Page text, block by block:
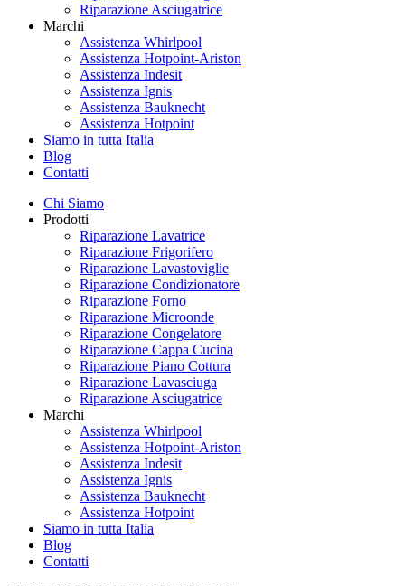
Riparazione Asciugatrice
Marchi
Assistenza Whirlpool
Assistenza Hotpoint-Ariston
Assistenza Indesit
Assistenza Ignis
Assistenza Bauknecht
Assistenza Hotpoint
Siamo in tutta Italia
Blog
Contatti
Chi Siamo
Prodotti
Riparazione Lavatrice
Riparazione Frigorifero
Riparazione Lavastoviglie
Riparazione Condizionatore
Riparazione Forno
Riparazione Microonde
Riparazione Congelatore
Riparazione Cappa Cucina
Riparazione Piano Cottura
Riparazione Lavasciuga
Riparazione Asciugatrice
Marchi
Assistenza Whirlpool
Assistenza Hotpoint-Ariston
Assistenza Indesit
Assistenza Ignis
Assistenza Bauknecht
Assistenza Hotpoint
Siamo in tutta Italia
Blog
Contatti